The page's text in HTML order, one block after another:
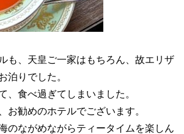
も、天皇ご一家はもちろん、故エリザ
泊りでした。
、食べ過ぎてしまいました。
お勧めのホテルでございます。
のながめながらティータイムを楽しん